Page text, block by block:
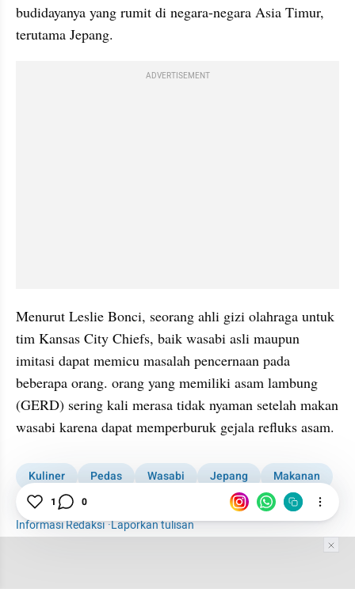
budidayanya yang rumit di negara-negara Asia Timur,
terutama Jepang.
ADVERTISEMENT
Menurut Leslie Bonci, seorang ahli gizi olahraga untuk
tim Kansas City Chiefs, baik wasabi asli maupun
imitasi dapat memicu masalah pencernaan pada
beberapa orang. orang yang memiliki asam lambung
(GERD) sering kali merasa tidak nyaman setelah makan
wasabi karena dapat memperburuk gejala refluks asam.
Kuliner Pedas Wasabi Jepang
Makanan
Makanan Pedas
Rekor Dunia
Informasi Redaksi·Laporkan tulisan
1 0